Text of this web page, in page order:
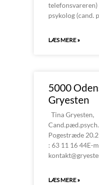
psykolog (cand.
LÆS MERE »
5000
Gryesten
Tina Gryesten,
Pogestræde
: 63 11 16 44E-
LÆS MERE »